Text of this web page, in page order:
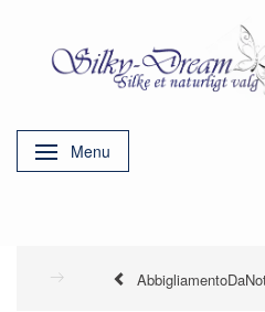
Attiva/disattiva navigazione
Menu